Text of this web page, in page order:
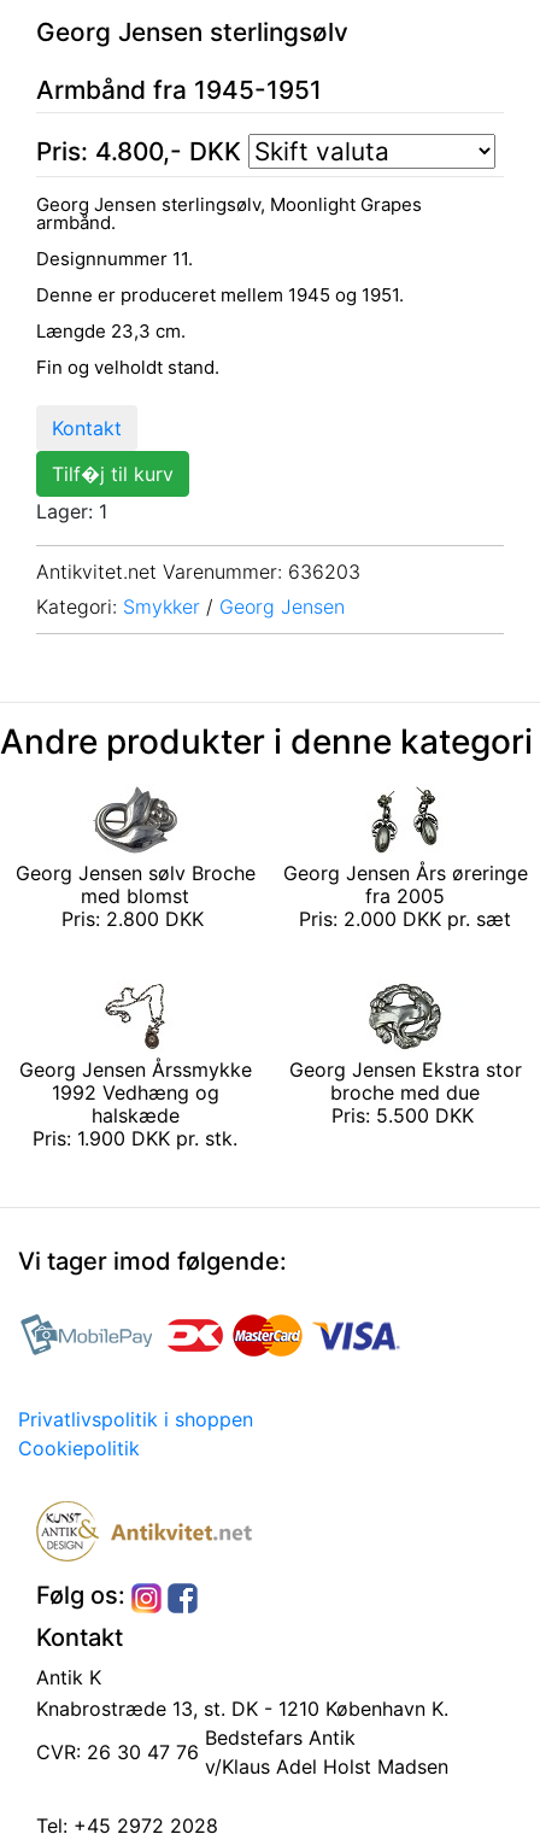
Georg Jensen sterlingsølv
Armbånd fra 1945-1951
Pris: 4.800,- DKK
Georg Jensen sterlingsølv, Moonlight Grapes
armbånd.
Designnummer 11.
Denne er produceret mellem 1945 og 1951.
Længde 23,3 cm.
Fin og velholdt stand.
Kontakt
Tilf�j til kurv
Lager: 1
Antikvitet.net Varenummer: 636203
Kategori: Smykker / Georg Jensen
Andre produkter i denne kategori
Georg Jensen sølv Broche
med blomst
Pris: 2.800 DKK
Georg Jensen Års øreringe
fra 2005
Pris: 2.000 DKK pr. sæt
Georg Jensen Årssmykke
1992 Vedhæng og
halskæde
Pris: 1.900 DKK pr. stk.
Georg Jensen Ekstra stor
broche med due
Pris: 5.500 DKK
Vi tager imod følgende:
Privatlivspolitik i shoppen
Cookiepolitik
Følg os:
Kontakt
Antik K
Knabrostræde 13, st. DK - 1210 København K.
CVR: 26 30 47 76
Bedstefars Antik
v/Klaus Adel Holst Madsen
Tel: +45 2972 2028